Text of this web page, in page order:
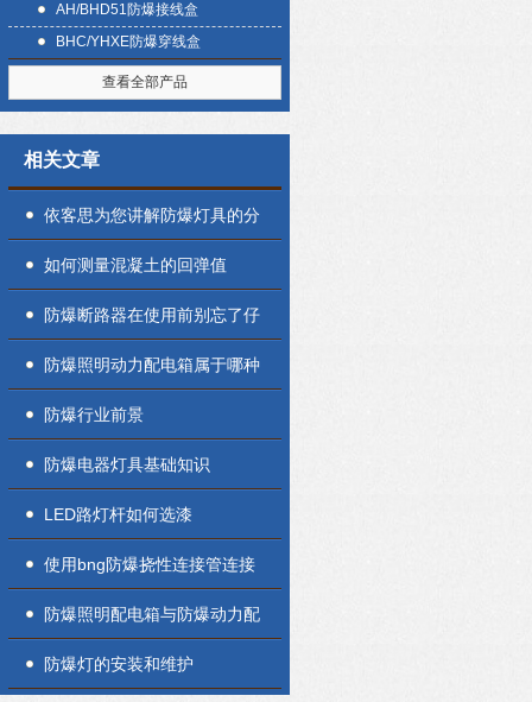
AH/BHD51防爆接线盒
BHC/YHXE防爆穿线盒
查看全部产品
相关文章
依客思为您讲解防爆灯具的分
类
如何测量混凝土的回弹值
防爆断路器在使用前别忘了仔
细检查
防爆照明动力配电箱属于哪种
的配电设备
防爆行业前景
防爆电器灯具基础知识
LED路灯杆如何选漆
使用bng防爆挠性连接管连接
设备时需要留下以下细节
防爆照明配电箱与防爆动力配
电箱两者其实并不相同
防爆灯的安装和维护